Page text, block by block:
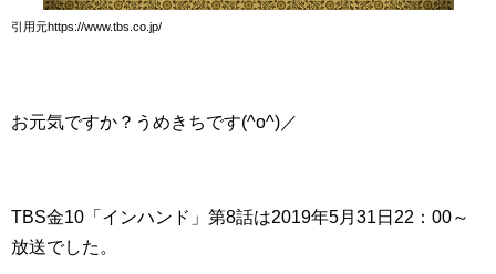
引用元https://www.tbs.co.jp/
お元気ですか？うめきちです(^o^)／
TBS金10「インハンド」第8話は2019年5月31日22：00～
放送でした。